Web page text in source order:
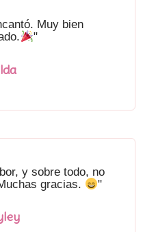
Muy bien
"
y sobre todo, no
gracias.
"